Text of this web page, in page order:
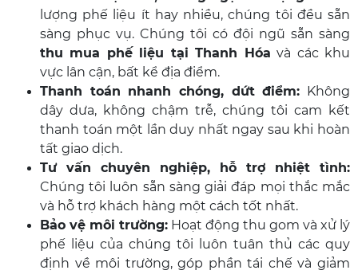
lượng phế liệu ít hay nhiều, chúng tôi đều sẵn
sàng phục vụ. Chúng tôi có đội ngũ sẵn sàng
thu mua phế liệu tại Thanh Hóa và các khu
vực lân cận, bất kể địa điểm.
Thanh toán nhanh chóng, dứt điểm: Không
dây dưa, không chậm trễ, chúng tôi cam kết
thanh toán một lần duy nhất ngay sau khi hoàn
tất giao dịch.
Tư vấn chuyên nghiệp, hỗ trợ nhiệt tình:
Chúng tôi luôn sẵn sàng giải đáp mọi thắc mắc
và hỗ trợ khách hàng một cách tốt nhất.
Bảo vệ môi trường: Hoạt động thu gom và xử lý
phế liệu của chúng tôi luôn tuân thủ các quy
định về môi trường, góp phần tái chế và giảm